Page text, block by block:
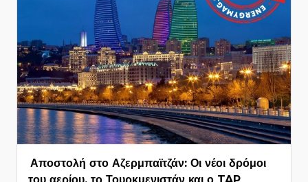
Αποστολή στο Αζερμπαϊτζάν: Οι νέοι δρόμοι